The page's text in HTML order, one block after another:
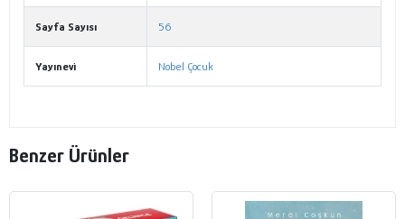
Sayfa Sayısı 56
Yayınevi Nobel Çocuk
Benzer Ürünler